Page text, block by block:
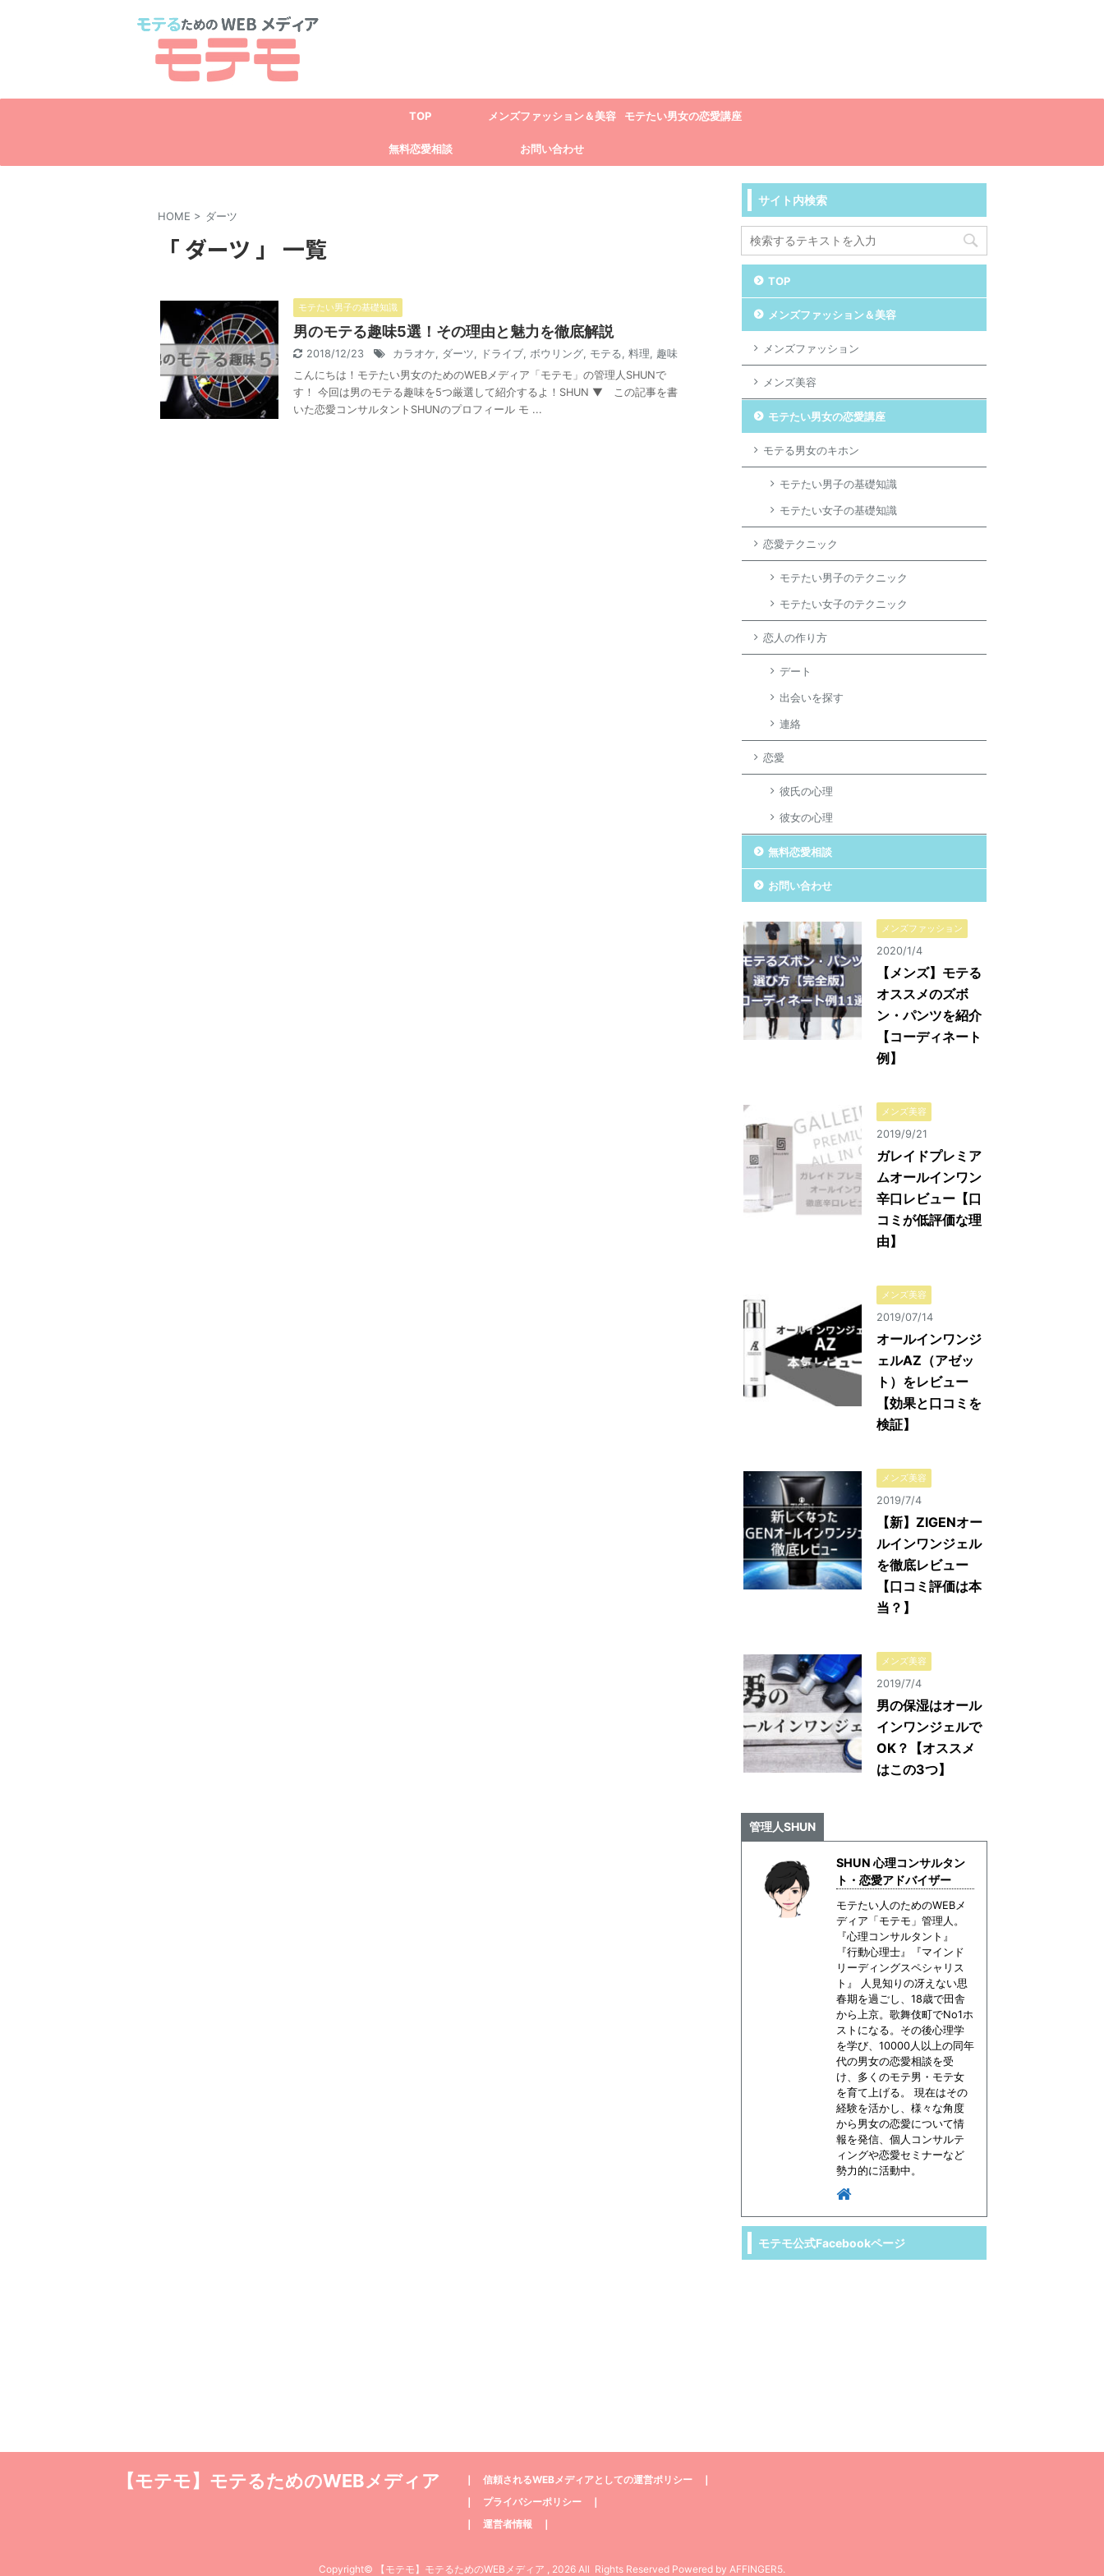
TOP メンズファッション＆美容 モテたい男女の恋愛講座
無料恋愛相談 お問い合わせ
HOME > ダーツ
「 ダーツ 」 一覧
モテたい男子の基礎知識
男のモテる趣味5選！その理由と魅力を徹底解説
2018/12/23 カラオケ, ダーツ, ドライブ, ボウリング, モテる, 料理, 趣味
こんにちは！モテたい男女のためのWEBメディア「モテモ」の管理人SHUNで
す！ 今回は男のモテる趣味を5つ厳選して紹介するよ！SHUN ▼ この記事を書
いた恋愛コンサルタントSHUNのプロフィール モ ...
サイト内検索
TOP
メンズファッション＆美容
メンズファッション
メンズ美容
モテたい男女の恋愛講座
モテる男女のキホン
モテたい男子の基礎知識
モテたい女子の基礎知識
恋愛テクニック
モテたい男子のテクニック
モテたい女子のテクニック
恋人の作り方
デート
出会いを探す
連絡
恋愛
彼氏の心理
彼女の心理
無料恋愛相談
お問い合わせ
メンズファッション
2020/1/4
【メンズ】モテる
オススメのズボ
ン・パンツを紹介
【コーディネート
例】
メンズ美容
2019/9/21
ガレイドプレミア
ムオールインワン
辛口レビュー【口
コミが低評価な理
由】
メンズ美容
2019/07/14
オールインワンジ
ェルAZ（アゼッ
ト）をレビュー
【効果と口コミを
検証】
メンズ美容
2019/7/4
【新】ZIGENオー
ルインワンジェル
を徹底レビュー
【口コミ評価は本
当？】
メンズ美容
2019/7/4
男の保湿はオール
インワンジェルで
OK？【オススメ
はこの3つ】
管理人SHUN
SHUN 心理コンサルタン
ト・恋愛アドバイザー
モテたい人のためのWEBメ
ディア「モテモ」管理人。
『心理コンサルタント』
『行動心理士』『マインド
リーディングスペシャリス
ト』 人見知りの冴えない思
春期を過ごし、18歳で田舎
から上京。歌舞伎町でNo1ホ
ストになる。その後心理学
を学び、10000人以上の同年
代の男女の恋愛相談を受
け、多くのモテ男・モテ女
を育て上げる。 現在はその
経験を活かし、様々な角度
から男女の恋愛について情
報を発信、個人コンサルテ
ィングや恋愛セミナーなど
勢力的に活動中。
モテモ公式Facebookページ
❘ 信頼されるWEBメディアとしての運営ポリシー ❘
❘ プライバシーポリシー ❘
❘ 運営者情報 ❘
【モテモ】モテるためのWEBメディア
Copyright© 【モテモ】モテるためのWEBメディア , 2026 All Rights Reserved Powered by AFFINGER5.